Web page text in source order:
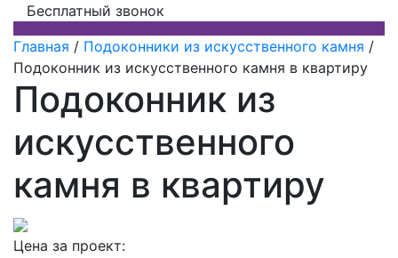
Бесплатный звонок
Главная / Подоконники из искусственного камня /
Подоконник из искусственного камня в квартиру
Подоконник из
искусственного
камня в квартиру
Цена за проект: